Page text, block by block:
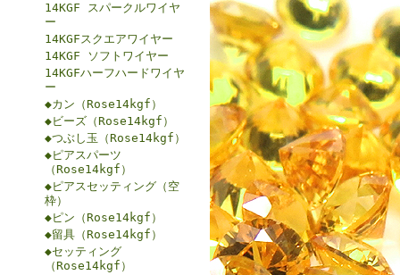
14KGF スパークルワイヤ
ー
14KGFスクエアワイヤー
14KGF ソフトワイヤー
14KGFハーフハードワイヤ
ー
◆カン（Rose14kgf）
◆ビーズ（Rose14kgf）
◆つぶし玉（Rose14kgf）
◆ピアスパーツ
（Rose14kgf）
◆ピアスセッティング（空
枠）
◆ピン（Rose14kgf）
◆留具（Rose14kgf）
◆セッティング
（Rose14kgf）